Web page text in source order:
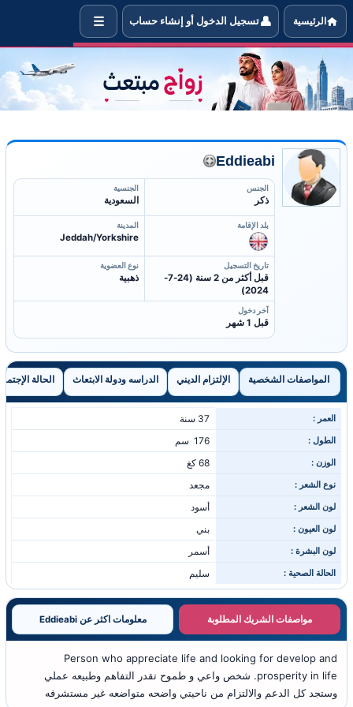
‫ معلومات العضو Eddieabi الذي يبحث عن شريكة حياته ليتزوجها
الرئيسية 👤تسجيل الدخول أو إنشاء حساب ☰
Eddieabi
الجنس
ذكر
الجنسية
السعودية
بلد الإقامة المدينة
Jeddah/Yorkshire
تاريخ التسجيل
قبل أكثر من 2 سنة (24-7-
2024)
نوع العضوية
ذهبية
آخر دخول
قبل 1 شهر
المواصفات الشخصية الإلتزام الديني الدراسه ودولة الابتعاث الحالة
العمر : 37 سنة
الطول : 176 سم
الوزن : 68 كغ
نوع الشعر : مجعد
لون الشعر : أسود
لون العيون : بني
لون البشرة : أسمر
الحالة الصحية : سليم
مواصفات الشريك المطلوبة معلومات اكثر عن Eddieabi
Person who appreciate life and looking for develop and
prosperity in life. شخص واعي و طموح تقدر التفاهم وطبيعه عملي
وستجد كل الدعم والالتزام من ناحيتي واضحه متواضعه غير مستشرفه